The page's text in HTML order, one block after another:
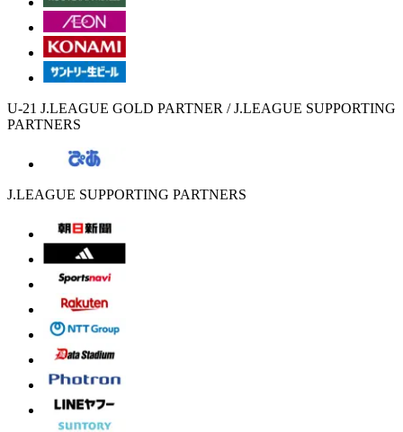
U-21 J.LEAGUE GOLD PARTNER / J.LEAGUE SUPPORTING
PARTNERS
J.LEAGUE SUPPORTING PARTNERS